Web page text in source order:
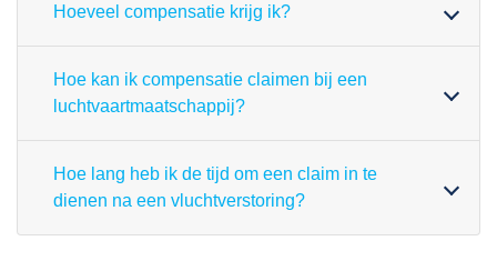
Hoeveel compensatie krijg ik?
Hoe kan ik compensatie claimen bij een
luchtvaartmaatschappij?
Hoe lang heb ik de tijd om een claim in te
dienen na een vluchtverstoring?